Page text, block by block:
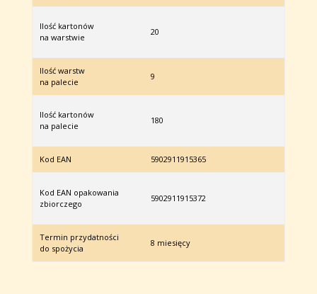
Ilość kartonów
na warstwie
20
Ilość warstw
na palecie
9
Ilość kartonów
na palecie
180
Kod EAN 5902911915365
Kod EAN opakowania
zbiorczego
5902911915372
Termin przydatności
do spożycia
8 miesięcy